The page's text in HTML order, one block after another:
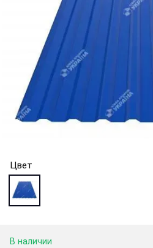
Цвет
В наличии